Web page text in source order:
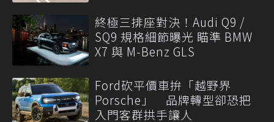
終極三排座對決！Audi Q9 /
SQ9 規格細節曝光 瞄準 BMW
X7 與 M-Benz GLS
Ford砍平價車拚「越野界
Porsche」 品牌轉型卻恐把
入門客群拱手讓人